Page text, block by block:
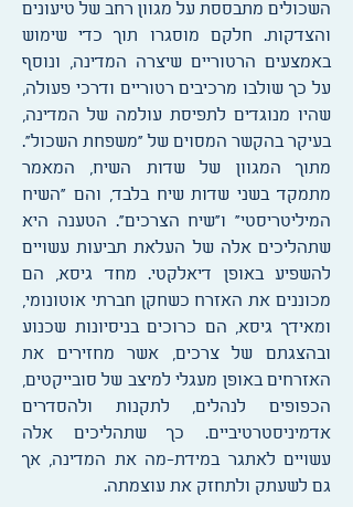
השכולים מתבססת על מגוון רחב של טיעונים
והצדקות. חלקם מוסגרו תוך כדי שימוש
באמצעים הרטוריים שיצרה המדינה, ונוסף
על כך שולבו מרכיבים רטוריים ודרכי פעולה,
שהיו מנוגדים לתפיסת עולמה של המדינה,
בעיקר בהקשר המסוים של "משפחת השכול".
מתוך המגוון של שדות השיח, המאמר
מתמקד בשני שדות שיח בלבד, והם "השיח
המיליטריסטי" ו"שיח הצרכים". הטענה היא
שתהליכים אלה של העלאת תביעות עשויים
להשפיע באופן דיאלקטי. מחד גיסא, הם
מכוננים את האזרח כשחקן חברתי אוטונומי,
ומאידך גיסא, הם כרוכים בניסיונות שכנוע
ובהצגתם של צרכים, אשר מחזירים את
האזרחים באופן מעגלי למיצב של סובייקטים,
הכפופים לנהלים, לתקנות ולהסדרים
אדמיניסטרטיביים. כך שתהליכים אלה
עשויים לאתגר במידת-מה את המדינה, אך
גם לשעתק ולתחזק את עוצמתה.